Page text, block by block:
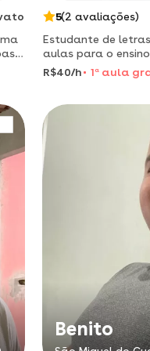
5(2 avaliações)
Estudante de
aulas para o
R$40/h
1 a aula
Benito